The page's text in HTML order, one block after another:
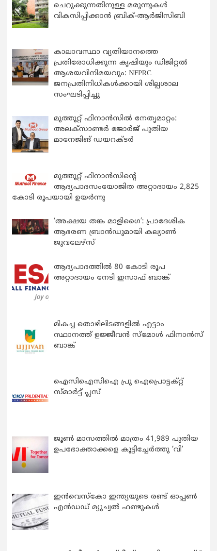
ചെറുക്കുന്നതിനുള്ള മരുന്നുകള്‍
വികസിപ്പിക്കാന്‍ ബ്രിക്-ആര്‍ജിസിബി
കാലാവസ്ഥാ വ്യതിയാനത്തെ
പ്രതിരോധിക്കുന്ന കൃഷിയും ഡിജിറ്റൽ
ആശയവിനിമയവും: NFPRC
ജനപ്രതിനിധികൾക്കായി ശില്പശാല
സംഘടിപ്പിച്ചു
മുത്തൂറ്റ് ഫിനാൻസിൽ നേതൃമാറ്റം:
അലക്സാണ്ടർ ജോർജ് പുതിയ
മാനേജിങ് ഡയറക്ടർ
മുത്തൂറ്റ് ഫിനാൻസിന്റെ
ആദ്യപാദസംയോജിത അറ്റാദായം 2,825
കോടി രൂപയായി ഉയർന്നു
‘അക്ഷയ തങ്ക മാളിഗൈ’: പ്രാദേശിക
ആഭരണ ബ്രാന്‍ഡുമായി കല്യാണ്‍
ജുവലേഴ്‌സ്
ആദ്യപാദത്തിൽ 80 കോടി രൂപ
അറ്റാദായം നേടി ഇസാഫ് ബാങ്ക്
മികച്ച തൊഴിലിടങ്ങളിൽ എട്ടാം
സ്ഥാനത്ത് ഉജ്ജീവൻ സ്മോൾ ഫിനാൻസ്
ബാങ്ക്
ഐസിഐസിഐ പ്രു ഐപ്രൊട്ടക്റ്റ്
സ്മാർട്ട് പ്ലസ്
ജൂൺ മാസത്തിൽ മാത്രം 41,989 പുതിയ
ഉപഭോക്താക്കളെ കൂട്ടിച്ചേർത്തു ‘വി’
ഇന്‍വെസ്കോ ഇന്ത്യയുടെ രണ്ട് ഓപ്പണ്‍
എന്‍ഡഡ് മ്യൂച്വല്‍ ഫണ്ടുകള്‍